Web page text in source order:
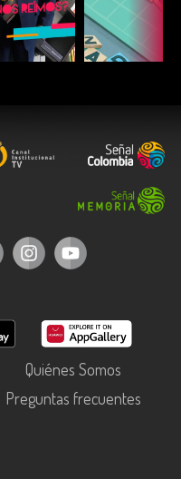
ESCUCHAR
Quiénes Somos
Preguntas frecuentes